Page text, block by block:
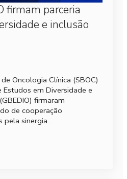
firmam parceria
e inclusão
Oncologia Clínica (SBOC)
em Diversidade e
firmaram
de cooperação
pela sinergia…